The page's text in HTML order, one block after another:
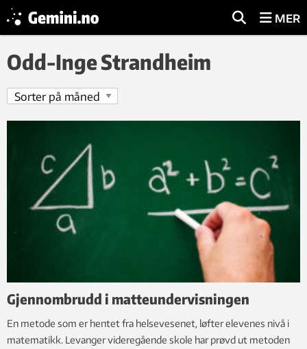
MER
Odd-Inge Strandheim
Gjennombrudd i matteundervisningen
En metode som er hentet fra helsevesenet, løfter elevenes nivå i
matematikk. Levanger videregående skole har prøvd ut metoden